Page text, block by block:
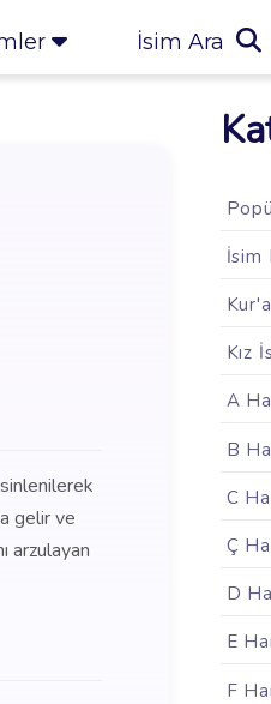
İsim Ara
gelir ve
arzulayan
İsim
Kız
A
B
C
Ç
D
E
F